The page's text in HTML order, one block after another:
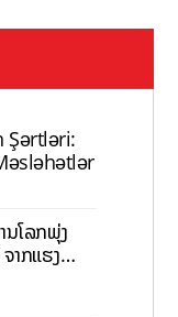
Şərtləri:
ນໂລກພຸ່ງ
າກແຮງ
nino